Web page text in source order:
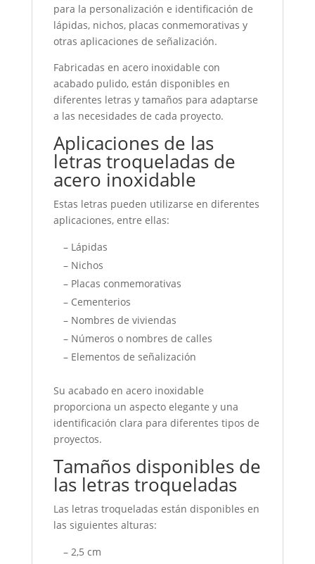
para la personalización e identificación de
lápidas, nichos, placas conmemorativas y
otras aplicaciones de señalización.
Fabricadas en acero inoxidable con
acabado pulido, están disponibles en
diferentes letras y tamaños para adaptarse
a las necesidades de cada proyecto.
Aplicaciones de las
letras troqueladas de
acero inoxidable
Estas letras pueden utilizarse en diferentes
aplicaciones, entre ellas:
– Lápidas
– Nichos
– Placas conmemorativas
– Cementerios
– Nombres de viviendas
– Números o nombres de calles
– Elementos de señalización
Su acabado en acero inoxidable
proporciona un aspecto elegante y una
identificación clara para diferentes tipos de
proyectos.
Tamaños disponibles de
las letras troqueladas
Las letras troqueladas están disponibles en
las siguientes alturas:
– 2,5 cm